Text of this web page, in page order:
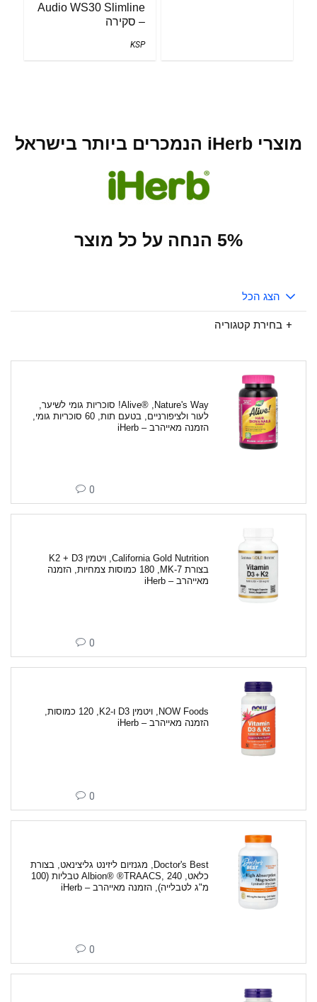
Audio WS30 Slimline
– סקירה
KSP
מוצרי iHerb הנמכרים ביותר בישראל
5% הנחה על כל מוצר
הצג הכל
בחירת קטגוריה
Nature's Way‏, ®Alive! סוכריות גומי לשיער,
לעור ולציפורניים, בטעם תות, 60 סוכריות גומי,
הזמנה מאייהרב – iHerb
0
בצורת MK-7‏, 180 כמוסות צמחיות, הזמנה
מאייהרב – iHerb
0
NOW Foods‏, ויטמין D3 ו-K2‏, 120 כמוסות,
הזמנה מאייהרב – iHerb
0
Doctor's Best‏, מגנזיום ליזינט גליצינאט, בצורת
כלאט, Albion® ®TRAACS, 240 טבליות (100
מ"ג לטבלייה), הזמנה מאייהרב – iHerb
0